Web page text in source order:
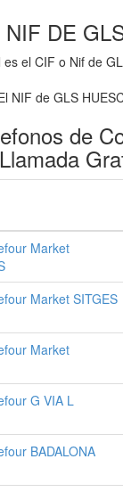
DE
es el CIF o Nif de
NIF de GLS
de
Llamada
Market
Market SITGES
Market
G VIA L
BADALONA